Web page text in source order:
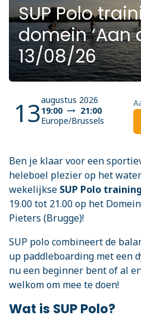
SUP Polo
domein ‘Aan
13/08/26
13augustus 2026
19:00
21:00
Europe/Brussels
Ben je klaar voor een
heleboel plezier op het
wekelijkse SUP Polo
19.00 tot 21.00 op het
Pieters (Brugge)!
SUP polo combineert de
up paddleboarding met een
nu een beginner bent of al
welkom om mee te doen!
Wat is SUP Polo?